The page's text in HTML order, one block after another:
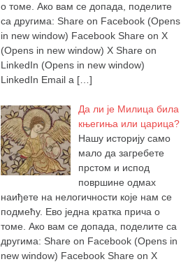
о томе. Ако вам се допада, поделите
са другима: Share on Facebook (Opens
in new window) Facebook Share on X
(Opens in new window) X Share on
LinkedIn (Opens in new window)
LinkedIn Email a […]
Да ли је Милица била
књегиња или царица?
Нашу историју само
мало да загребете
прстом и испод
површине одмах
наиђете на нелогичности које нам се
подмећу. Ево једна кратка прича о
томе. Ако вам се допада, поделите са
другима: Share on Facebook (Opens in
new window) Facebook Share on X